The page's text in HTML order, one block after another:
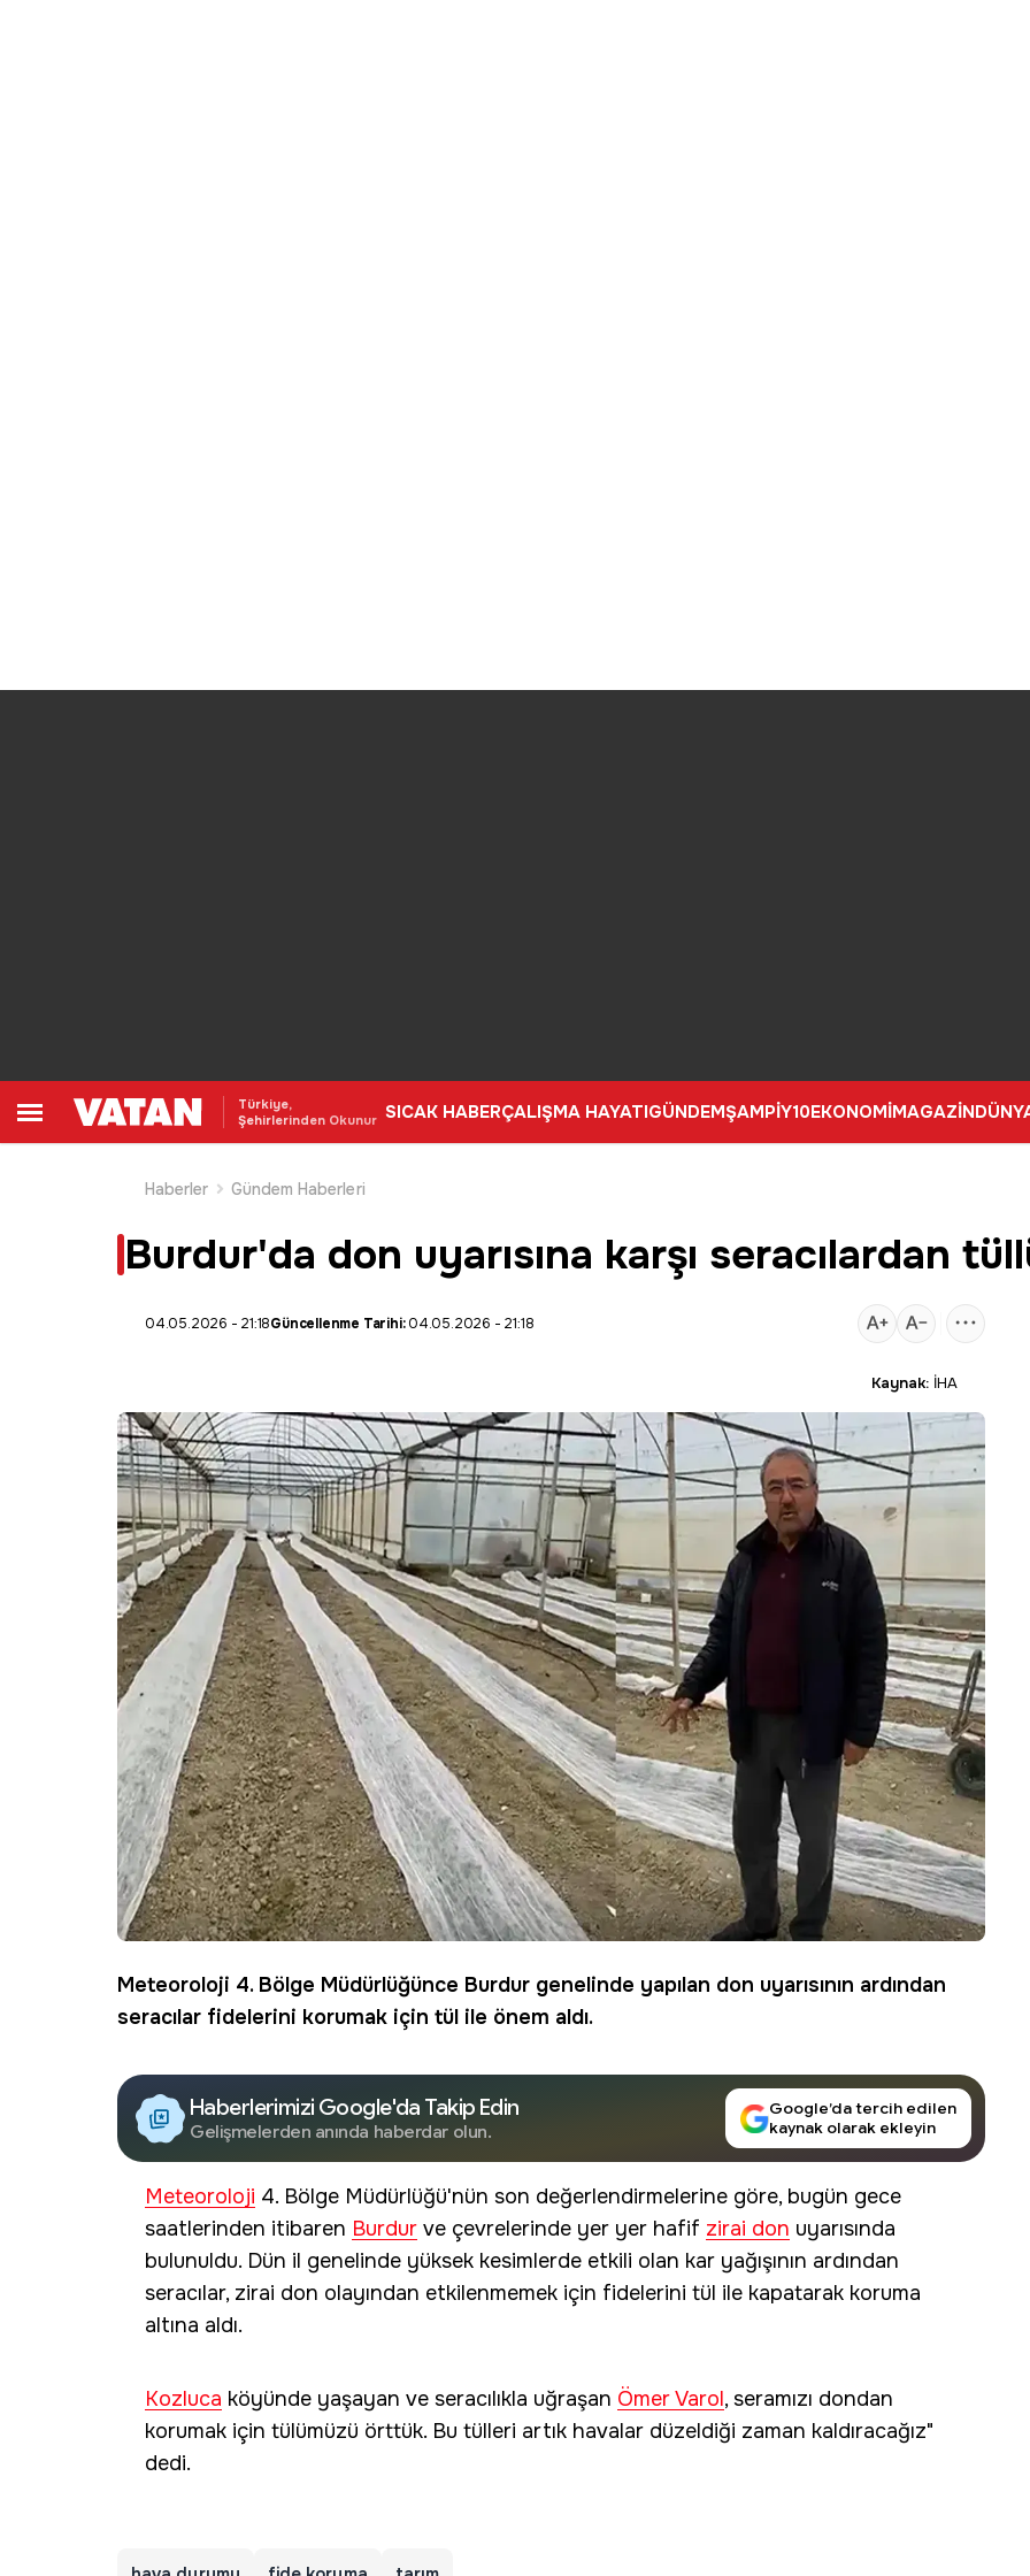
Türkiye,
Şehirlerinden Okunur SICAK HABERÇALIŞMA HAYATIGÜNDEMŞAMPİY10EKONOMİMAGAZİN
Haberler
Gündem Haberleri
Burdur'da don uyarısına karşı seracılardan
04.05.2026 - 21:18Güncellenme Tarihi:04.05.2026 - 21:18
Kaynak: İHA
Meteoroloji 4. Bölge Müdürlüğünce Burdur genelinde yapılan don uyarısının ardından
seracılar fidelerini korumak için tül ile önem aldı.
Haberlerimizi Google'da Takip Edin
Gelişmelerden anında haberdar olun.
Google’da tercih edilen
kaynak olarak ekleyin
Meteoroloji 4. Bölge Müdürlüğü'nün son değerlendirmelerine göre, bugün gece
saatlerinden itibaren Burdur ve çevrelerinde yer yer hafif zirai don uyarısında
bulunuldu. Dün il genelinde yüksek kesimlerde etkili olan kar yağışının ardından
seracılar, zirai don olayından etkilenmemek için fidelerini tül ile kapatarak koruma
altına aldı.
Kozluca köyünde yaşayan ve seracılıkla uğraşan Ömer Varol, seramızı dondan
korumak için tülümüzü örttük. Bu tülleri artık havalar düzeldiği zaman kaldıracağız"
dedi.